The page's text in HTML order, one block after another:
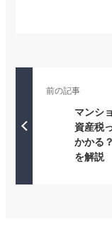
前の記事
マンシ
資産税
かかる
を解説